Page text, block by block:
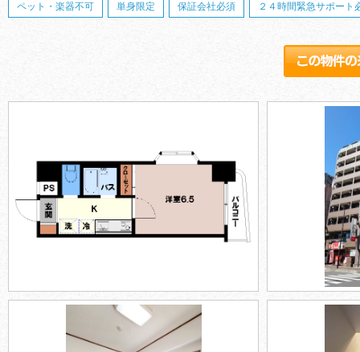
ペット・楽器不可 単身限定 保証会社必須 ２４時間緊急サポート